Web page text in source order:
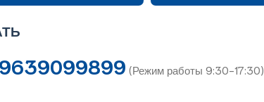
(Режим работы 9:30-17:30)